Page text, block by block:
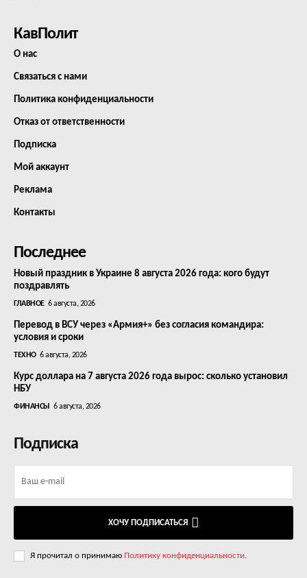
КавПолит
О нас
Связаться с нами
Политика конфиденциальности
Отказ от ответственности
Подписка
Мой аккаунт
Реклама
Контакты
Последнее
Новый праздник в Украине 8 августа 2026 года: кого будут
поздравлять
ГЛАВНОЕ 6 августа, 2026
Перевод в ВСУ через «Армия+» без согласия командира:
условия и сроки
ТЕХНО 6 августа, 2026
Курс доллара на 7 августа 2026 года вырос: сколько установил
НБУ
ФИНАНСЫ 6 августа, 2026
Подписка
ХОЧУ ПОДПИСАТЬСЯ
Я прочитал о принимаю Политику конфиденциальности.